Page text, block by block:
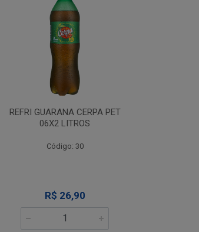
REFRI GUARANA CERPA PET
06X1 LITRO
Código: 35
R$ 17,90